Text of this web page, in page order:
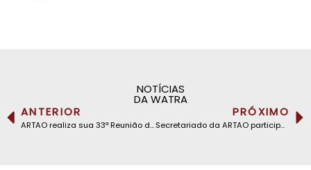
NOTÍCIAS
DA WATRA
ANTERIOR
ARTAO realiza sua 33ª Reunião do Comitê Executivo em seu Secretariado Executivo em Abuja, Nigéria
PRÓXIMO
Secretariado da ARTAO participa na abertura oficial dos serviços bilaterais de roaming entre o Gana e a Côte d’Ivoire